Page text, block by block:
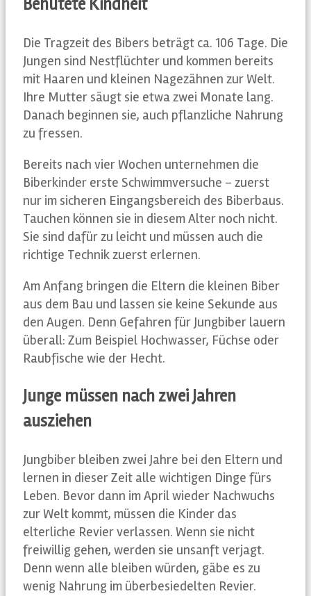
Behütete Kindheit
Die Tragzeit des Bibers beträgt ca. 106 Tage. Die
Jungen sind Nestflüchter und kommen bereits
mit Haaren und kleinen Nagezähnen zur Welt.
Ihre Mutter säugt sie etwa zwei Monate lang.
Danach beginnen sie, auch pflanzliche Nahrung
zu fressen.
Bereits nach vier Wochen unternehmen die
Biberkinder erste Schwimmversuche – zuerst
nur im sicheren Eingangsbereich des Biberbaus.
Tauchen können sie in diesem Alter noch nicht.
Sie sind dafür zu leicht und müssen auch die
richtige Technik zuerst erlernen.
Am Anfang bringen die Eltern die kleinen Biber
aus dem Bau und lassen sie keine Sekunde aus
den Augen. Denn Gefahren für Jungbiber lauern
überall: Zum Beispiel Hochwasser, Füchse oder
Raubfische wie der Hecht.
Junge müssen nach zwei Jahren
ausziehen
Jungbiber bleiben zwei Jahre bei den Eltern und
lernen in dieser Zeit alle wichtigen Dinge fürs
Leben. Bevor dann im April wieder Nachwuchs
zur Welt kommt, müssen die Kinder das
elterliche Revier verlassen. Wenn sie nicht
freiwillig gehen, werden sie unsanft verjagt.
Denn wenn alle bleiben würden, gäbe es zu
wenig Nahrung im überbesiedelten Revier.